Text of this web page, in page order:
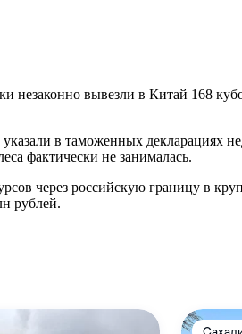
незаконно вывезли в Китай 168
в таможенных декларациях
фактически не занималась.
через российскую границу в
рублей.